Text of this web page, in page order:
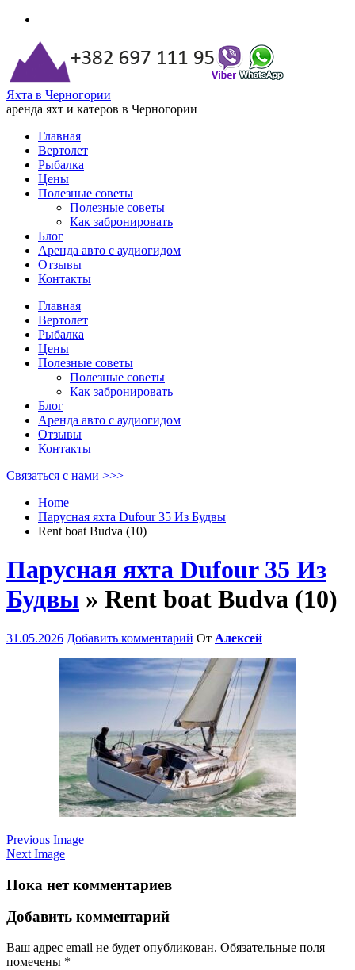
Яхта в Черногории
аренда яхт и катеров в Черногории
Главная
Вертолет
Рыбалка
Цены
Полезные советы
Полезные советы
Как забронировать
Блог
Аренда авто с аудиогидом
Отзывы
Контакты
Главная
Вертолет
Рыбалка
Цены
Полезные советы
Полезные советы
Как забронировать
Блог
Аренда авто с аудиогидом
Отзывы
Контакты
Связаться с нами >>>
Home
Парусная яхта Dufour 35 Из Будвы
Rent boat Budva (10)
Парусная яхта Dufour 35 Из
Будвы » Rent boat Budva (10)
31.05.2026 Добавить комментарий От Алексей
Previous Image
Next Image
Пока нет комментариев
Добавить комментарий
Ваш адрес email не будет опубликован. Обязательные поля
помечены *